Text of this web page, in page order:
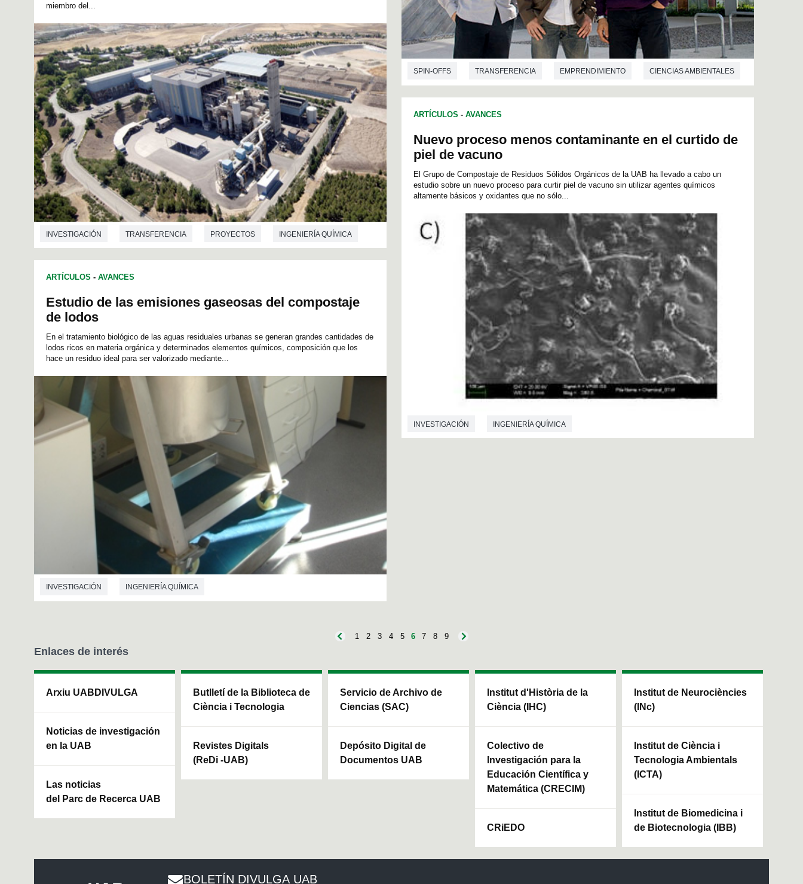
miembro del...
INVESTIGACIÓN TRANSFERENCIA PROYECTOS INGENIERÍA QUÍMICA
ARTÍCULOS - AVANCES
Estudio de las emisiones gaseosas del compostaje
de lodos
En el tratamiento biológico de las aguas residuales urbanas se generan grandes cantidades de
lodos ricos en materia orgánica y determinados elementos químicos, composición que los
hace un residuo ideal para ser valorizado mediante...
INVESTIGACIÓN INGENIERÍA QUÍMICA
SPIN-OFFS TRANSFERENCIA EMPRENDIMIENTO CIENCIAS AMBIENTALES
INGENIERÍA QUÍMICA
ARTÍCULOS - AVANCES
Nuevo proceso menos contaminante en el curtido de
piel de vacuno
El Grupo de Compostaje de Residuos Sólidos Orgánicos de la UAB ha llevado a cabo un
estudio sobre un nuevo proceso para curtir piel de vacuno sin utilizar agentes químicos
altamente básicos y oxidantes que no sólo...
INVESTIGACIÓN INGENIERÍA QUÍMICA
1 2 3 4 5 6 7 8 9
Enlaces de interés
Arxiu UABDIVULGA
Noticias de investigación
en la UAB
Las noticias
del Parc de Recerca UAB
Butlletí de la Biblioteca de
Ciència i Tecnologia
Revistes Digitals
(ReDi -UAB)
Servicio de Archivo de
Ciencias (SAC)
Depósito Digital de
Documentos UAB
Institut d'Història de la
Ciència (IHC)
Colectivo de
Investigación para la
Educación Científica y
Matemática (CRECIM)
CRiEDO
Institut de Neurociències
(INc)
Institut de Ciència i
Tecnologia Ambientals
(ICTA)
Institut de Biomedicina i
de Biotecnologia (IBB)
BOLETÍN DIVULGA UAB